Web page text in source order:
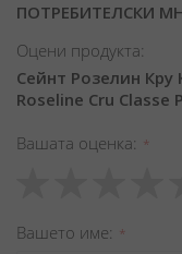
ПОТРЕБИТЕЛСКИ
Оцени продукта:
Сейнт Розелин Кру
Roseline Cru Classe
Вашата оценка
star
stars
stars
stars
stars
Вашето име